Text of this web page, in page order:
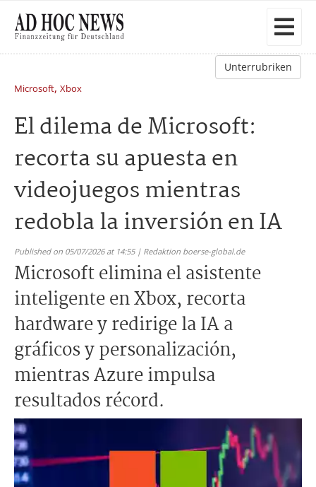
Unterrubriken
Microsoft, Xbox
El dilema de Microsoft:
recorta su apuesta en
videojuegos mientras
redobla la inversión en IA
Published on 05/07/2026 at 14:55 | Redaktion boerse-global.de
Microsoft elimina el asistente
inteligente en Xbox, recorta
hardware y redirige la IA a
gráficos y personalización,
mientras Azure impulsa
resultados récord.